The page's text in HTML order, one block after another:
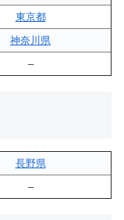
東京都
神奈川県
–
長野県
–